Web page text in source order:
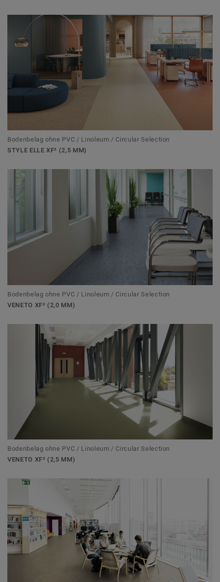
Bodenbelag ohne PVC / Linoleum / Circular Selection
STYLE ELLE XF² (2,5 MM)
Bodenbelag ohne PVC / Linoleum / Circular Selection
VENETO XF² (2,0 MM)
Bodenbelag ohne PVC / Linoleum / Circular Selection
VENETO XF² (2,5 MM)